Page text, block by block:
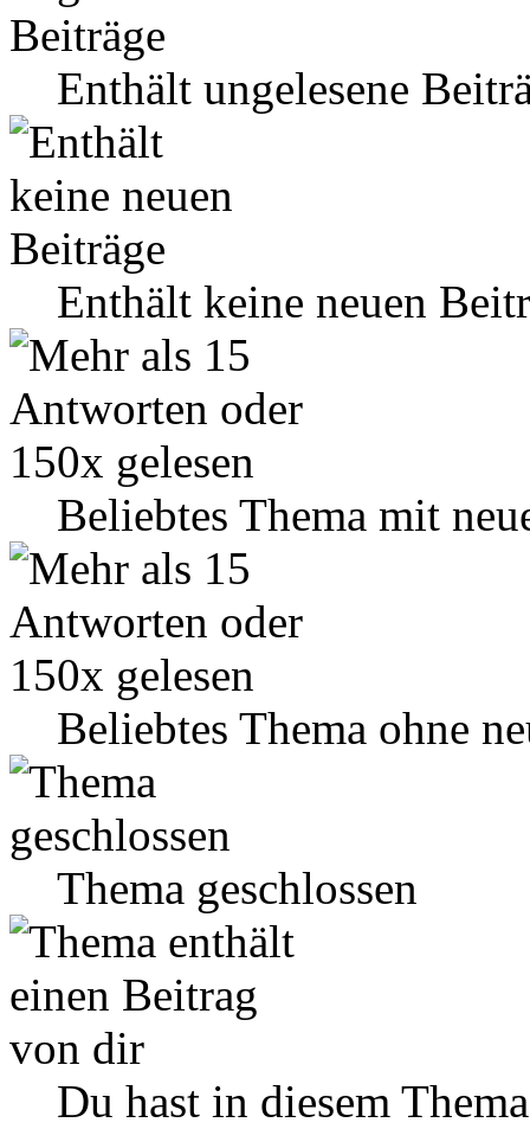
Enthält ungelesene
Enthält keine neuen
Beliebtes Thema mit
Beliebtes Thema ohne
Thema geschlossen
Du hast in diesem